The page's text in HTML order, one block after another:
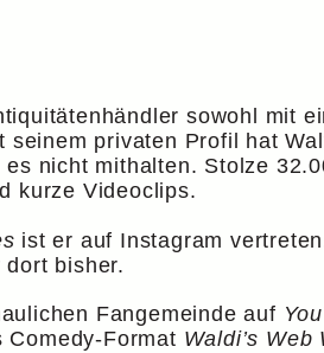
sowohl mit
seinem privaten Profil hat
nicht mithalten. Stolze
kurze Videoclips.
ist er auf Instagram
bisher.
Fangemeinde auf
Format Waldi’s